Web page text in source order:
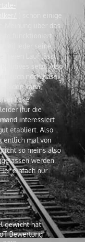
) schon einige
Meinung über das
funcktioniert
jeder seine
freien Lauf lässt
setzt. Also
auch noch dass
leiden kann.
Fake
(für die
interessiert
etabliert. Also
entlich mal von
so meins also
werden
einfach nur
gewicht hat
Bewertung